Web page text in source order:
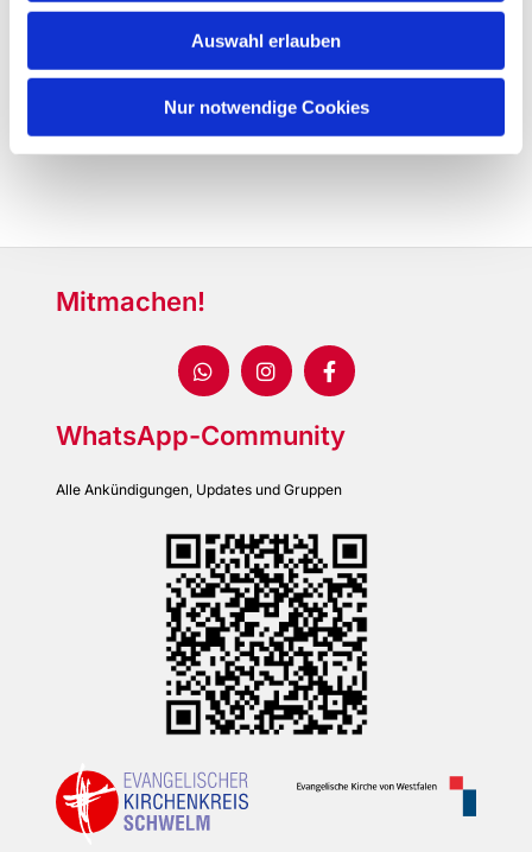
Auswahl erlauben
Nur notwendige Cookies
Mitmachen!
WhatsApp-Community
Alle Ankündigungen, Updates und Gruppen